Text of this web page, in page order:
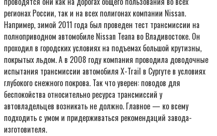
регионах России, так и на всех полигонах компании Nissan.
Например, зимой 2011 года был проведен тест трансмиссии на
полноприводном автомобиле Nissan Teana во Владивостоке. Он
проходил в городских условиях на подъемах большой крутизны,
покрытых льдом. А в 2008 году компания проводила доводочные
испытания трансмиссии автомобиля X-Trail в Сургуте в условиях
глубокого снежного покрова. Так что уверен: поводов для
беспокойства относительно ресурса трансмиссий у
автовладельцев возникать не должно. Главное — ко всему
подходить с умом и придерживаться рекомендаций завода-
изготовителя.